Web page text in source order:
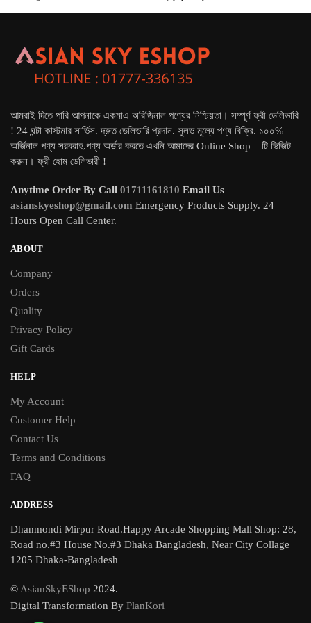
আমরাই দিতে পারি আপনাকে একমাএ অরিজিনাল পণ্যের নিশ্চিয়তা। সম্পূর্ণ ফ্রী ডেলিভারি
! 24 ঘন্টা কাস্টমার সার্ভিস. দ্রুত ডেলিভারি প্রদান. সুলভ মূল্যে পণ্য বিক্রি. ১০০%
অর্জিনাল পণ্য সরবরাহ.পণ্য অর্ডার করতে এখনি আমাদের Online Shop – টি ভিজিট
করুন। ফ্রী হোম ডেলিভারী !
Anytime Order By Call 01711161810 Email Us
asianskyeshop@gmail.com Emergency Products Supply. 24
Hours Open Call Center.
ABOUT
Company
Orders
Quality
Privacy Policy
Gift Cards
HELP
My Account
Customer Help
Contact Us
Terms and Conditions
FAQ
ADDRESS
Dhanmondi Mirpur Road.Happy Arcade Shopping Mall Shop: 28,
Road no.#3 House No.#3 Dhaka Bangladesh, Near City Collage
1205 Dhaka-Bangladesh
© AsianSkyEShop 2024.
Digital Transformation By PlanKori